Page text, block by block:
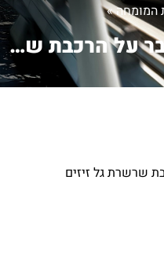
»
אבקש סרטוט או הסבר על הרכבת שרשרת גל ...
שרשרת גל זיזים